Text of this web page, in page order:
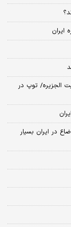
ایران
الجزیره/ توپ در
در ایران بسیار